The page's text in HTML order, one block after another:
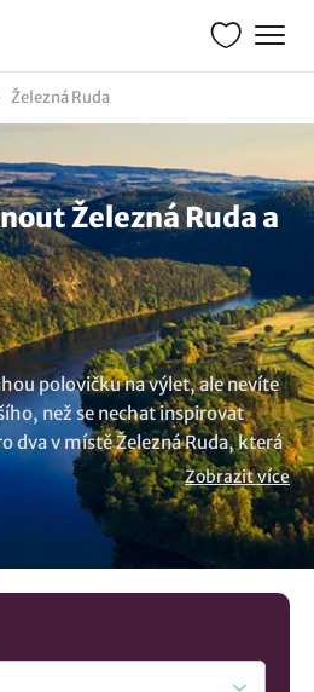
Železná Ruda
Železná Ruda a
polovičku na výlet, ale nevíte
než se nechat inspirovat
dva v místě Železná Ruda, která
kteří chtějí trávit čas ve dvou. V
páry a zamilované.
Zobrazit více